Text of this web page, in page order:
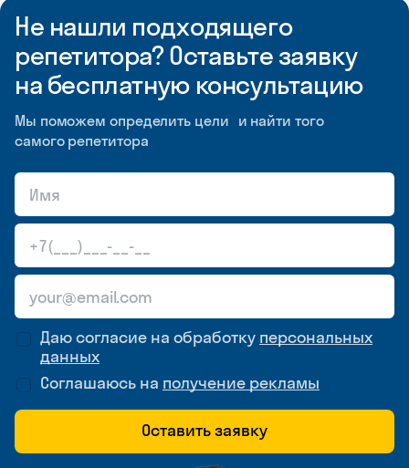
Не нашли подходящего
репетитора? Оставьте заявку
на бесплатную консультацию
Мы поможем определить цели и найти того
самого репетитора
Даю согласие на обработку персональных
данных
Соглашаюсь на получение рекламы
Оставить заявку